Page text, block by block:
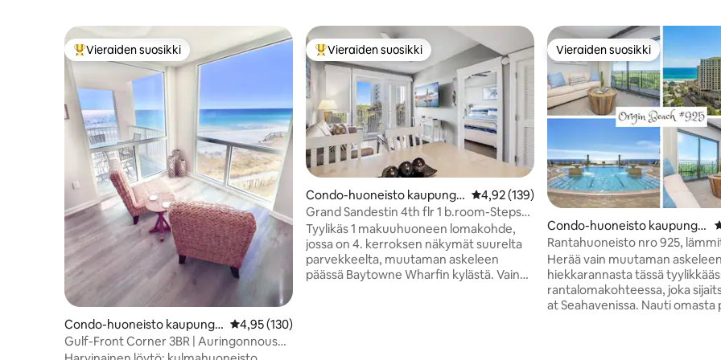
Vieraiden suosikkien parhaimmistoa
Vieraiden suosikki
Condo-huoneisto kaupungis
sa Destin
Keskimääräinen arvio 4,95/5, 130 arvostelua
4,95 (130)
Gulf-Front Corner 3BR | Auringonnousu-
ja auringonlaskunäkymät
Vieraiden suosikkien parhaimmistoa
Vieraiden suosikki
Condo-huoneisto kaupungis
sa Sandestin
Keskimääräinen arvio 4,92/5, 139 arvostelua
4,92 (139)
Grand Sandestin 4th flr 1 b.room-Steps
to Baytowne
Tyylikäs 1 makuuhuoneen lomakohde,
jossa on 4. kerroksen näkymät suurelta
parvekkeelta, muutaman askeleen
päässä Baytowne Wharfin kylästä. Vain
Vieraiden suosikki
Vieraiden suosikki
Condo-huoneisto kaupungis
sa Panama City Beach
Rantahuoneisto nro 925,
uima-allas ja poreamme
Herää vain muutaman
hiekkarannasta tässä
rantalomakohteessa, joka
at Seahavenissa. Nauti omasta